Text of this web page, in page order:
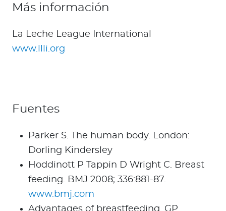
Más información
La Leche League International
www.llli.org
Fuentes
Parker S. The human body. London:
Dorling Kindersley
Hoddinott P Tappin D Wright C. Breast
feeding. BMJ 2008; 336:881-87.
www.bmj.com